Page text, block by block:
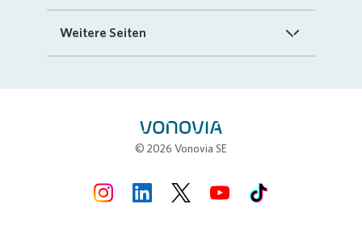
Investoren
„Mein Vonovia“ App
Mein Zuhause
Impressum
Weitere Seiten
© 2026 Vonovia SE